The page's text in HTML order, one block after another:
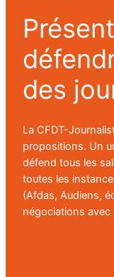
des
La CFDT-
propositions. Un
défend tous les
toutes les
(Afdas, Audiens,
négociations avec